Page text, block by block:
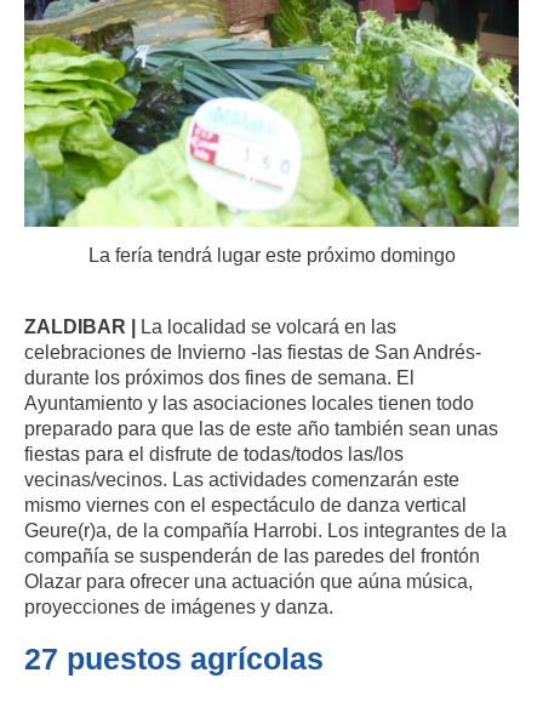
La fería tendrá lugar este próximo domingo
ZALDIBAR | La localidad se volcará en las
celebraciones de Invierno -las fiestas de San Andrés-
durante los próximos dos fines de semana. El
Ayuntamiento y las asociaciones locales tienen todo
preparado para que las de este año también sean unas
fiestas para el disfrute de todas/todos las/los
vecinas/vecinos. Las actividades comenzarán este
mismo viernes con el espectáculo de danza vertical
Geure(r)a, de la compañía Harrobi. Los integrantes de la
compañía se suspenderán de las paredes del frontón
Olazar para ofrecer una actuación que aúna música,
proyecciones de imágenes y danza.
27 puestos agrícolas